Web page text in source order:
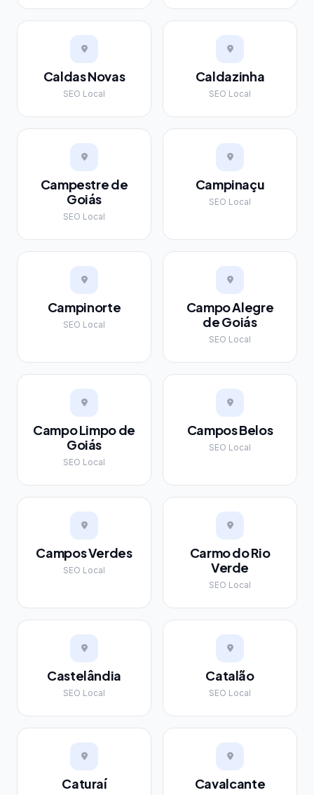
Caldas Novas
SEO Local
Caldazinha
SEO Local
Campestre de
Goiás
SEO Local
Campinaçu
SEO Local
Campinorte
SEO Local
Campo Alegre
de Goiás
SEO Local
Campo Limpo de
Goiás
SEO Local
Campos Belos
SEO Local
Campos Verdes
SEO Local
Carmo do Rio
Verde
SEO Local
Castelândia
SEO Local
Catalão
SEO Local
Caturaí Cavalcante